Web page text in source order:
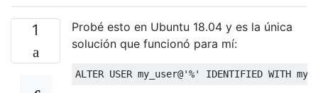
1
Probé esto en Ubuntu 18.04 y es la única
solución que funcionó para mí:
ALTER USER my_user@'%' IDENTIFIED WITH